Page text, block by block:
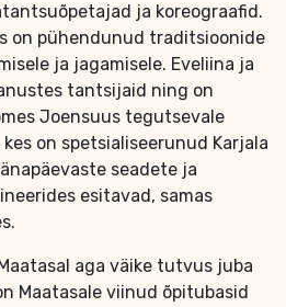
ja koreograafid.
on pühendunud traditsioonide
ja jagamisele. Eveliina ja
tantsijaid ning on
Joensuus tegutsevale
on spetsialiseerunud Karjala
seadete ja
esitavad, samas
aga väike tutvus juba
Maatasale viinud õpitubasid